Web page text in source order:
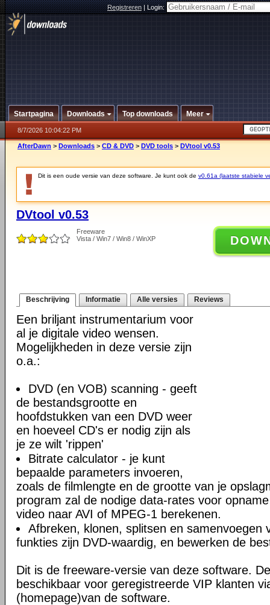
Registreren|Login:
Startpagina Downloads Top downloads Meer
8/7/2026 10:04:22 PM
AfterDawn > Downloads > CD & DVD > DVD tools > DVtool v0.53
Dit is een oude versie van deze software. Je kunt ook de v0.61a (laatste stabiele
DVtool v0.53
Freeware
Vista / Win7 / Win8 / WinXP
Beschrijving Informatie Alle versies Reviews
Een briljant instrumentarium voor
al je digitale video wensen.
Mogelijkheden in deze versie zijn
o.a.:
DVD (en VOB) scanning - geeft
de bestandsgrootte en
hoofdstukken van een DVD weer
en hoeveel CD's er nodig zijn als
je ze wilt 'rippen'
Bitrate calculator - je kunt
bepaalde parameters invoeren,
zoals de filmlengte en de grootte van je
program zal de nodige data-rates voor
video naar AVI of MPEG-1 berekenen.
Afbreken, klonen, splitsen en samenvoegen
funkties zijn DVD-waardig, en bewerken de
Dit is de freeware-versie van deze software.
beschikbaar voor geregistreerde VIP klanten
(homepage)van de software.